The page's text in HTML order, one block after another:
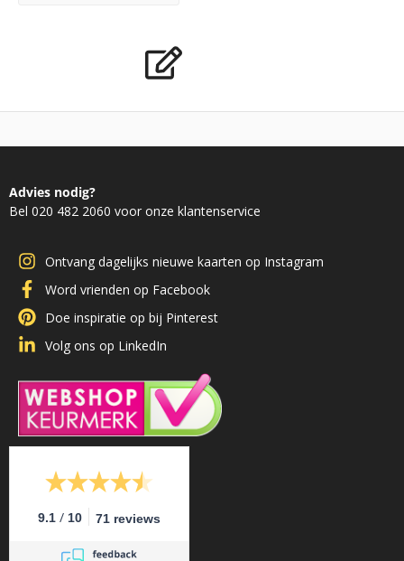
Advies nodig?
Bel 020 482 2060 voor onze klantenservice
Ontvang dagelijks nieuwe kaarten op Instagram
Word vrienden op Facebook
Doe inspiratie op bij Pinterest
Volg ons op LinkedIn
9.1 / 10 71 reviews